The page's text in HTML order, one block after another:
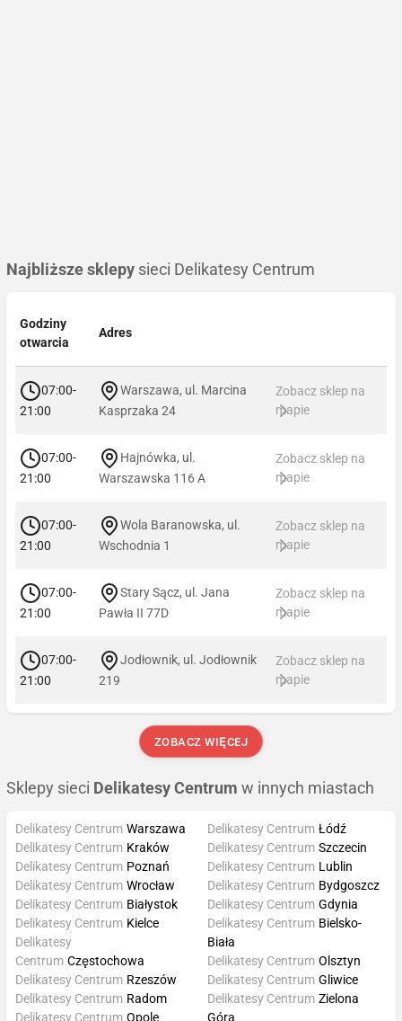
Najbliższe sklepy sieci Delikatesy Centrum
Godziny
otwarcia
Adres
07:00-
21:00
Warszawa, ul. Marcina
Kasprzaka 24
Zobacz sklep na
mapie
07:00-
21:00
Hajnówka, ul.
Warszawska 116 A
Zobacz sklep na
mapie
07:00-
21:00
Wola Baranowska, ul.
Wschodnia 1
Zobacz sklep na
mapie
07:00-
21:00
Stary Sącz, ul. Jana
Pawła II 77D
Zobacz sklep na
mapie
07:00-
21:00
Jodłownik, ul. Jodłownik
219
Zobacz sklep na
mapie
ZOBACZ WIĘCEJ
Sklepy sieci Delikatesy Centrum w innych miastach
Delikatesy Centrum Warszawa
Delikatesy Centrum Kraków
Delikatesy Centrum Poznań
Delikatesy Centrum Wrocław
Delikatesy Centrum Łódź
Delikatesy Centrum Szczecin
Delikatesy Centrum Lublin
Delikatesy Centrum Bydgoszcz
Delikatesy Centrum Białystok
Delikatesy Centrum Kielce
Delikatesy
Centrum Częstochowa
Delikatesy Centrum Rzeszów
Delikatesy Centrum Gdynia
Delikatesy Centrum Bielsko-
Biała
Delikatesy Centrum Olsztyn
Delikatesy Centrum Gliwice
Delikatesy Centrum Radom
Delikatesy Centrum Opole
Delikatesy Centrum Zielona
Góra